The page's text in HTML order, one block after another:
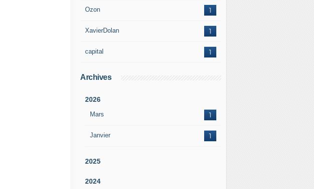
1
Ozon
1
XavierDolan
1
capital
Archives
2026
Mars 1
Janvier 1
2025
2024